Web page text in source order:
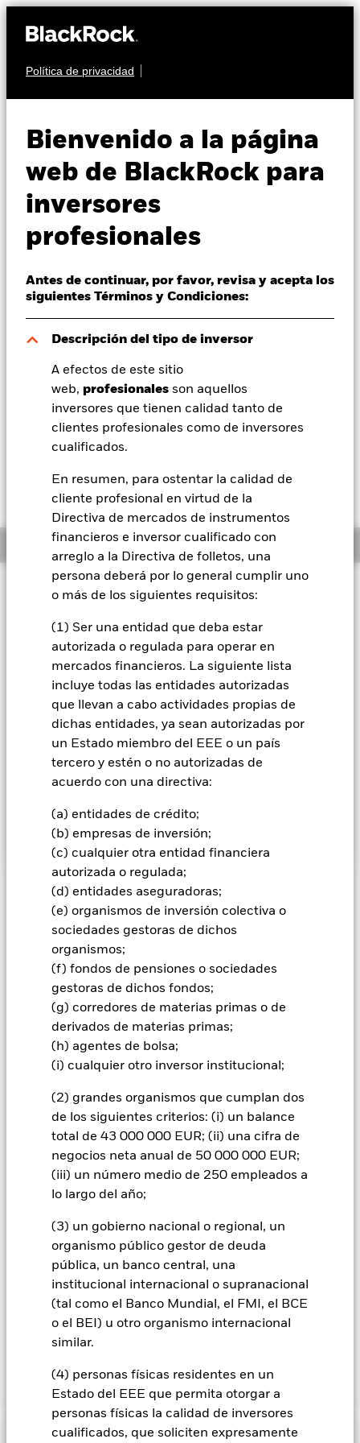
Política de privacidad
Bienvenido a la página
web de BlackRock para
inversores
profesionales
Antes de continuar, por favor, revisa y acepta los
siguientes Términos y Condiciones:
Descripción del tipo de inversor
A efectos de este sitio
web, profesionales son aquellos
inversores que tienen calidad tanto de
clientes profesionales como de inversores
cualificados.
En resumen, para ostentar la calidad de
cliente profesional en virtud de la
Directiva de mercados de instrumentos
financieros e inversor cualificado con
arreglo a la Directiva de folletos, una
persona deberá por lo general cumplir uno
o más de los siguientes requisitos:
(1) Ser una entidad que deba estar
autorizada o regulada para operar en
mercados financieros. La siguiente lista
incluye todas las entidades autorizadas
que llevan a cabo actividades propias de
dichas entidades, ya sean autorizadas por
un Estado miembro del EEE o un país
tercero y estén o no autorizadas de
acuerdo con una directiva:
(a) entidades de crédito;
(b) empresas de inversión;
(c) cualquier otra entidad financiera
autorizada o regulada;
(d) entidades aseguradoras;
(e) organismos de inversión colectiva o
sociedades gestoras de dichos
organismos;
(f) fondos de pensiones o sociedades
gestoras de dichos fondos;
(g) corredores de materias primas o de
derivados de materias primas;
(h) agentes de bolsa;
(i) cualquier otro inversor institucional;
(2) grandes organismos que cumplan dos
de los siguientes criterios: (i) un balance
total de 43 000 000 EUR; (ii) una cifra de
negocios neta anual de 50 000 000 EUR;
(iii) un número medio de 250 empleados a
lo largo del año;
(3) un gobierno nacional o regional, un
organismo público gestor de deuda
pública, un banco central, una
institucional internacional o supranacional
(tal como el Banco Mundial, el FMI, el BCE
o el BEI) u otro organismo internacional
similar.
(4) personas físicas residentes en un
Estado del EEE que permita otorgar a
personas físicas la calidad de inversores
cualificados, que soliciten expresamente
Perspectivas
Visión de mercado
Educación
Profesionales
España
Change location
BlackRock
iShares
Nuestra compañía
Systematic Global
Equity Absolute
Return Fund
GBP 120,32
52 Semanas: 101,57 - 122,61
Variación del valor liquidativo a 06 ago 2026
GBP -0,29 (-0,24%)
Información general
Filosofía de inversión
a través de una combinación de crecimiento del capital y
rendimientos de sus inversiones al margen de las
condiciones del mercado. El Fondo trata de obtener al menos
el 70% de la exposición de su inversión en valores de renta
variable (como por ejemplo acciones) de empresas
domiciliadas o cuya actividad principal se desarrolle en
países desarrollados de todo el mundo. Esto se logra
invirtiendo al menos el 70% de sus activos en valores de
renta variable, otros valores relacionados con acciones y,
cuando resulte oportuno, valores de renta fija (RF) (como
bonos), instrumentos del mercado monetario (IMM) (es decir,
efectivo.
INFORMACIÓN IMPORTANTE: Capital en Riesgo.
de las inversiones y los ingresos derivados de ellas pueden
subir o bajar, y no están garantizados. Es posible que los
inversores no recuperen la cantidad invertida originalmente.
Todas las clases de acciones con cobertura de divisas de este
fondo utilizan derivados para cubrir el riesgo de divisas. El
uso de derivados para una clase de acciones podría conllevar
un posible riesgo de contagio (también denominado «spill-
over») a otras clases de acciones del fondo. La sociedad
procedimientos adecuados para minimizar el riesgo de
contagio a otras clases de acciones. En el menú desplegable
que figura justo debajo del nombre del fondo, podrá ver un
listado de todas las clases de acciones del fondo: las clases de
acciones con cobertura de divisas se identifican mediante la
palabra «Hedged» en su nombre. Además, el listado
completo de todas las clases de acciones con cobertura de
divisas está disponible mediante solicitud a la sociedad
En la medida en que el Fondo opere en préstamos de valores
para reducir los gastos, el propio Fondo percibirá el 62,5% de
los ingresos asociadas que se generen, y el 37,5% restante se
recibirá por BlackRock en calidad de agente de préstamo de
valores. Debido a que el reparto de los ingresos por préstamos
de valores no incrementa los costes de funcionamiento del
Fondo, esto ha quedado excluido de los gastos corrientes.
BSF BlackRock Systematic Global Equity Absolute
Return Fund